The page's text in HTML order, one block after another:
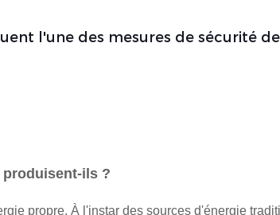
l'une des mesures de sécurité
ils ?
propre. À l'instar des sources d'énergie